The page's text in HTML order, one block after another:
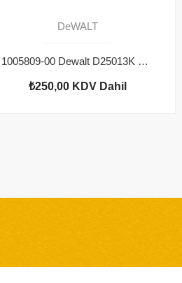
DeWALT
1005809-00 Dewalt D25013K O Ring
₺250,00 KDV Dahil